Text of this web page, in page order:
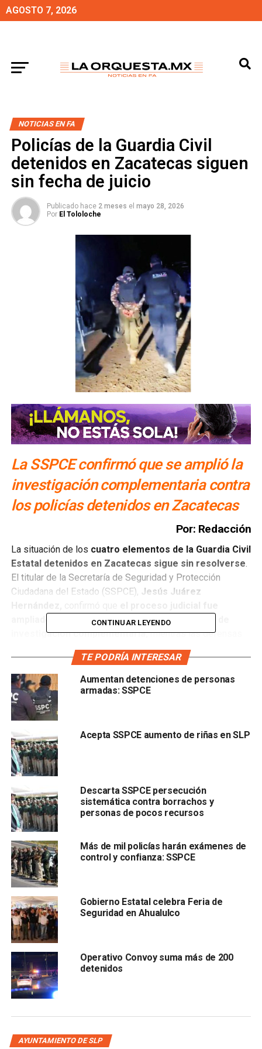
AGOSTO 7, 2026
NOTICIAS EN FA
Policías de la Guardia Civil
detenidos en Zacatecas siguen
sin fecha de juicio
Publicado hace 2 meses el mayo 28, 2026
Por El Tololoche
La SSPCE confirmó que se amplió la
investigación complementaria contra
los policías detenidos en Zacatecas
Por: Redacción
La situación de los cuatro elementos de la Guardia Civil
Estatal detenidos en Zacatecas sigue sin resolverse
El titular de la Secretaría de Seguridad y Protección
Ciudadana del Estado (SSPCE), Jesús Juárez
ampliado y que actualmente continúa en etapa de
investigación complementaria,mientras las defensas
particulares preparan nuevas estrategias legales.
El funcionario explicó que
la corporación se mantiene
atenta al desarrollo del caso, aunque aclaró que la
representación jurídica ya
particulares y que la SSPCE únicamente ha
colaborado proporcionando información requerida
tanto a la defensa como a las autoridades
ministeriales.
de investigación complementaria y ellos traen varios
proyectos de defensa”, declaró.
en el estado de Zacatecas por elementos de la
Fuerza de Reacción Inmediata Zacatecas (FRIZ),
tras ser señalados por su presunta participación en el
abandono de siete cuerpos en el municipio de Villa de
Posteriormente,la Fiscalía General de Justicia de
CONTINUAR LEYENDO
TE PODRÍA INTERESAR
Aumentan detenciones de personas
armadas: SSPCE
Acepta SSPCE aumento de riñas en SLP
Descarta SSPCE persecución
sistemática contra borrachos y
personas de pocos recursos
Más de mil policías harán exámenes de
control y confianza: SSPCE
Gobierno Estatal celebra Feria de
Seguridad en Ahualulco
Operativo Convoy suma más de 200
detenidos
AYUNTAMIENTO DE SLP